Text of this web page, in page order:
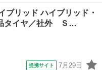
ブリッド ■ グレード
ンテリキー オートクル
ブリッド ハイブリッド・
タイヤ／社外 Ｓ…
提携サイト 7月29日